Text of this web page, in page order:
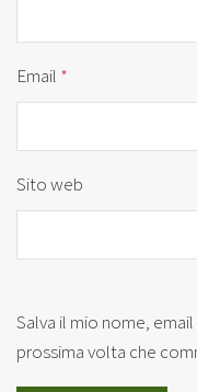
Email *
Sito web
Salva il mio nome,
prossima volta che